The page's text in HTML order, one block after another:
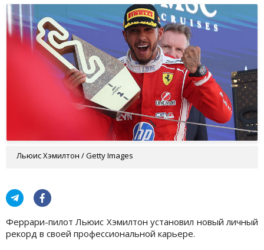
Льюис Хэмилтон / Getty Images
Феррари-пилот Льюис Хэмилтон установил новый личный
рекорд в своей профессиональной карьере.